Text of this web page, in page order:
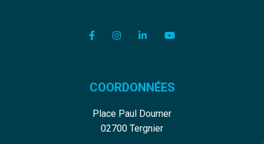
Lien vers le compte Facebook
Lien vers le compte Instagram
Lien vers le compte
Lien vers la chaîne
COORDONNÉES
Place Paul Doumer
02700 Tergnier